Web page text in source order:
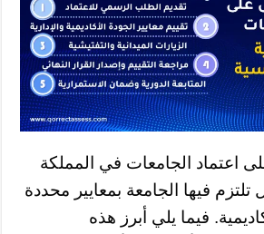
اعتماد الجامعات في المملكة
تلتزم فيها الجامعة بمعايير محددة
فيما يلي أبرز هذه